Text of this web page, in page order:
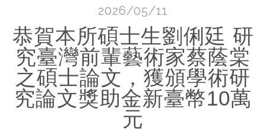
2026/05/11
恭賀本所碩士生劉俐廷 研
究臺灣前輩藝術家蔡蔭棠
之碩士論文，獲頒學術研
究論文獎助金新臺幣10萬
元